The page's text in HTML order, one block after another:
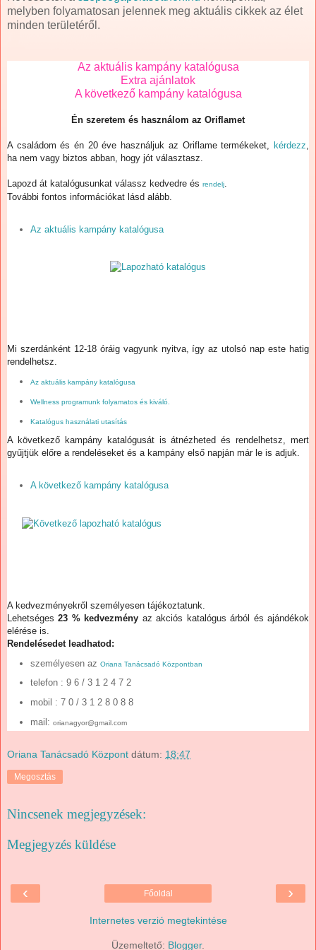
melyben folyamatosan jelennek meg aktuális cikkek az élet
minden területéről.
Az aktuális kampány katalógusa
Extra ajánlatok
A következő kampány katalógusa
Én szeretem és használom az Oriflamet
A családom és én 20 éve használjuk az Oriflame termékeket, kérdezz
ha nem vagy biztos abban, hogy jót választasz.
Lapozd át katalógusunkat válassz kedvedre és rendelj
További fontos információkat lásd alább.
Az aktuális kampány katalógusa
Mi szerdánként 12-18 óráig vagyunk nyitva, így az utolsó nap este hatig
rendelhetsz.
Az aktuális kampány katalógusa
Wellness programunk folyamatos és kiváló.
Katalógus használati utasítás
A következő kampány katalógusát is átnézheted és rendelhetsz, mert
gyűjtjük előre a rendeléseket és a kampány első napján már le is adjuk.
A következő kampány katalógusa
A kedvezményekről személyesen tájékoztatunk.
Lehetséges23 % kedvezmény az akciós katalógus árból és ajándékok
elérése is.
Rendelésedet leadhatod:
személyesen az Oriana Tanácsadó Központban
telefon : 9 6 / 3 1 2 4 7 2
mobil : 7 0 / 3 1 2 8 0 8 8
mail: orianagyor@gmail.com
Oriana Tanácsadó Központ dátum: 18:47
Megosztás
Nincsenek megjegyzések:
Megjegyzés küldése
‹ ›
Főoldal
Internetes verzió megtekintése
Üzemeltető: Blogger.